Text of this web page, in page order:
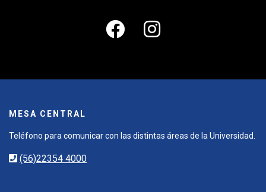
MESA CENTRAL
Teléfono para comunicar con las distintas áreas de la Universidad.
(56)22354 4000